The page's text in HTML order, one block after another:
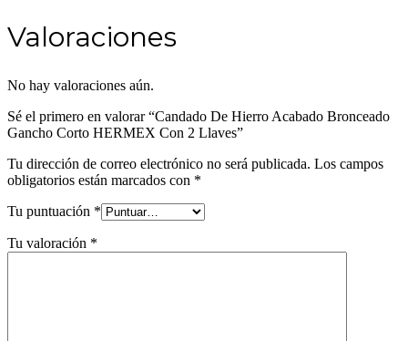
Valoraciones
No hay valoraciones aún.
Sé el primero en valorar “Candado De Hierro Acabado Bronceado
Gancho Corto HERMEX Con 2 Llaves”
Tu dirección de correo electrónico no será publicada. Los campos
obligatorios están marcados con *
Tu puntuación *
Tu valoración *